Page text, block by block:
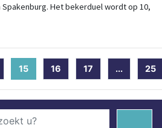
Spakenburg. Het bekerduel wordt op 10,
15(current)
16 17 ... 25